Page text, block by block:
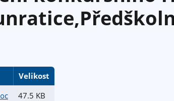
Velikost
47.5 KB